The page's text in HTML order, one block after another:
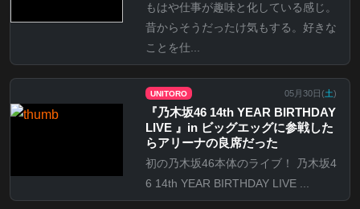
もはや仕事が趣味と化している感じ。
昔からそうだったけ気もする。好きな
ことを仕...
UNITORO 05月30日(土)
『乃⽊坂46 14th YEAR BIRTHDAY
LIVE 』in ビッグエッグに参戦した
らアリーナの良席だった
初の乃木坂46本体のライブ！ 乃木坂4
6 14th YEAR BIRTHDAY LIVE ...